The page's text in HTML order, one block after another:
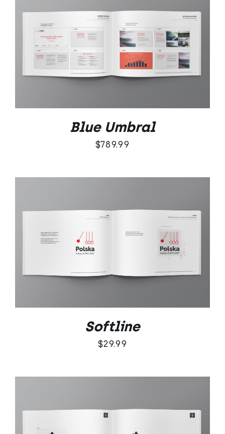
DODAJ DO KOSZYKA
SZCZEGÓŁY
Blue Umbral
$789.99
DODAJ DO KOSZYKA
Softline
$29.99